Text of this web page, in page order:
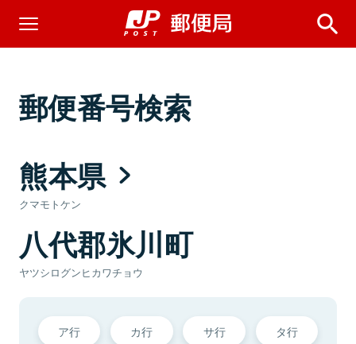
郵便番号検索
熊本県
クマモトケン
八代郡氷川町
ヤツシログンヒカワチョウ
ア行 カ行 サ行 タ行